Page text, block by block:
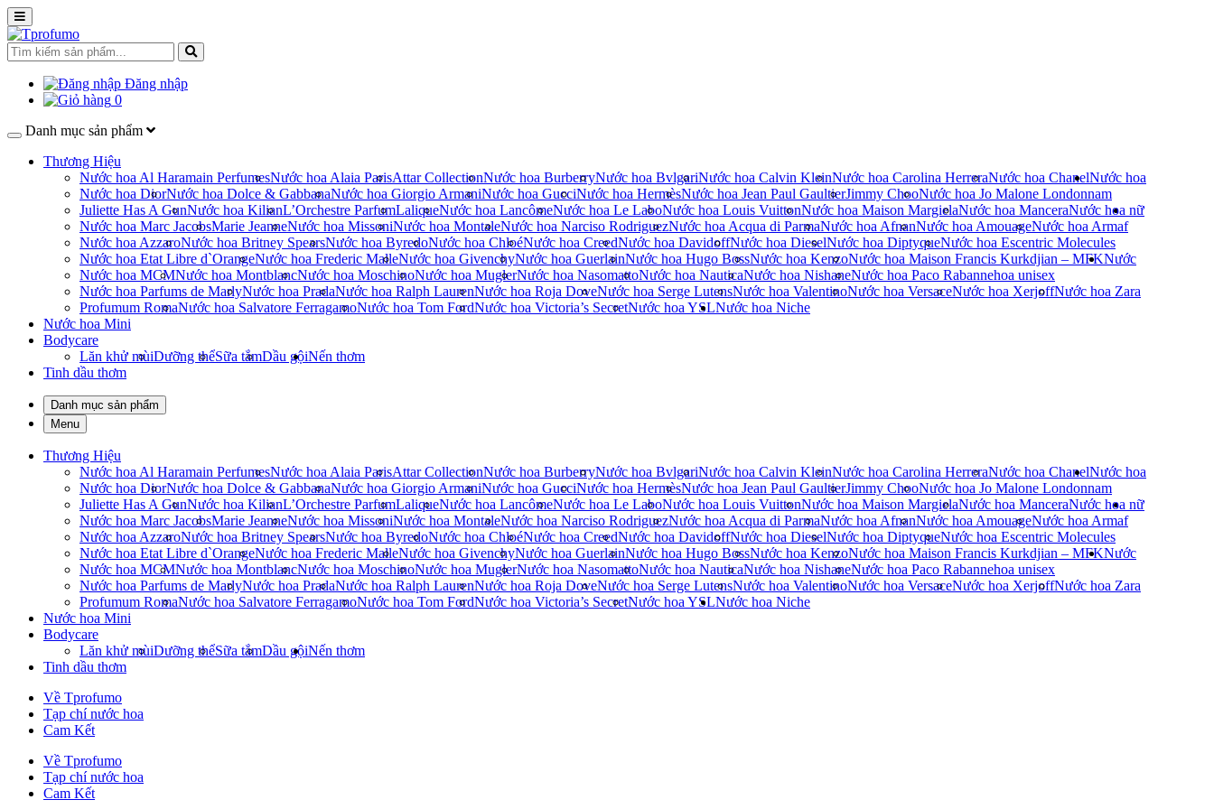
Đăng nhập
0
Danh mục sản phẩm
Thương Hiệu
Nước hoa Al Haramain PerfumesNước hoa Alaia ParisAttar CollectionNước hoa BurberryNước hoa BvlgariNước hoa Calvin KleinNước hoa Carolina HerreraNước hoa Chanel
Nước hoa DiorNước hoa Dolce & GabbanaNước hoa Giorgio ArmaniNước hoa GucciNước hoa HermèsNước hoa Jean Paul GaultierJimmy ChooNước hoa Jo Malone London
Juliette Has A GunNước hoa KilianL’Orchestre ParfumLaliqueNước hoa LancômeNước hoa Le LaboNước hoa Louis VuittonNước hoa Maison MargielaNước hoa Mancera
Nước hoa Marc JacobsMarie JeanneNước hoa MissoniNước hoa MontaleNước hoa Narciso RodriguezNước hoa Acqua di ParmaNước hoa AfnanNước hoa AmouageNước hoa Armaf
Nước hoa AzzaroNước hoa Britney SpearsNước hoa ByredoNước hoa ChloéNước hoa CreedNước hoa DavidoffNước hoa DieselNước hoa DiptyqueNước hoa Escentric Molecules
Nước hoa Etat Libre d`OrangeNước hoa Frederic MalleNước hoa GivenchyNước hoa GuerlainNước hoa Hugo BossNước hoa KenzoNước hoa Maison Francis Kurkdjian – MFK
Nước hoa MCMNước hoa MontblancNước hoa MoschinoNước hoa MuglerNước hoa NasomattoNước hoa NauticaNước hoa NishaneNước hoa Paco Rabanne
Nước hoa Parfums de MarlyNước hoa PradaNước hoa Ralph LaurenNước hoa Roja DoveNước hoa Serge LutensNước hoa ValentinoNước hoa VersaceNước hoa XerjoffNước hoa Zara
Profumum RomaNước hoa Salvatore FerragamoNước hoa Tom FordNước hoa Victoria’s SecretNước hoa YSL
Nước hoa
nam
Nước hoa nữ
Nước
hoa unisex
Nước hoa Niche
Nước hoa Mini
Bodycare
Lăn khử mùiDưỡng thểSữa tắmDầu gộiNến thơm
Tinh dầu thơm
Danh mục sản phẩm
Menu
Thương Hiệu
Nước hoa Al Haramain PerfumesNước hoa Alaia ParisAttar CollectionNước hoa BurberryNước hoa BvlgariNước hoa Calvin KleinNước hoa Carolina HerreraNước hoa Chanel
Nước hoa DiorNước hoa Dolce & GabbanaNước hoa Giorgio ArmaniNước hoa GucciNước hoa HermèsNước hoa Jean Paul GaultierJimmy ChooNước hoa Jo Malone London
Juliette Has A GunNước hoa KilianL’Orchestre ParfumLaliqueNước hoa LancômeNước hoa Le LaboNước hoa Louis VuittonNước hoa Maison MargielaNước hoa Mancera
Nước hoa Marc JacobsMarie JeanneNước hoa MissoniNước hoa MontaleNước hoa Narciso RodriguezNước hoa Acqua di ParmaNước hoa AfnanNước hoa AmouageNước hoa Armaf
Nước hoa AzzaroNước hoa Britney SpearsNước hoa ByredoNước hoa ChloéNước hoa CreedNước hoa DavidoffNước hoa DieselNước hoa DiptyqueNước hoa Escentric Molecules
Nước hoa Etat Libre d`OrangeNước hoa Frederic MalleNước hoa GivenchyNước hoa GuerlainNước hoa Hugo BossNước hoa KenzoNước hoa Maison Francis Kurkdjian – MFK
Nước hoa MCMNước hoa MontblancNước hoa MoschinoNước hoa MuglerNước hoa NasomattoNước hoa NauticaNước hoa NishaneNước hoa Paco Rabanne
Nước hoa Parfums de MarlyNước hoa PradaNước hoa Ralph LaurenNước hoa Roja DoveNước hoa Serge LutensNước hoa ValentinoNước hoa VersaceNước hoa XerjoffNước hoa Zara
Profumum RomaNước hoa Salvatore FerragamoNước hoa Tom FordNước hoa Victoria’s SecretNước hoa YSL
Nước hoa
nam
Nước hoa nữ
Nước
hoa unisex
Nước hoa Niche
Nước hoa Mini
Bodycare
Lăn khử mùiDưỡng thểSữa tắmDầu gộiNến thơm
Tinh dầu thơm
Về Tprofumo
Tạp chí nước hoa
Cam Kết
Về Tprofumo
Tạp chí nước hoa
Cam Kết